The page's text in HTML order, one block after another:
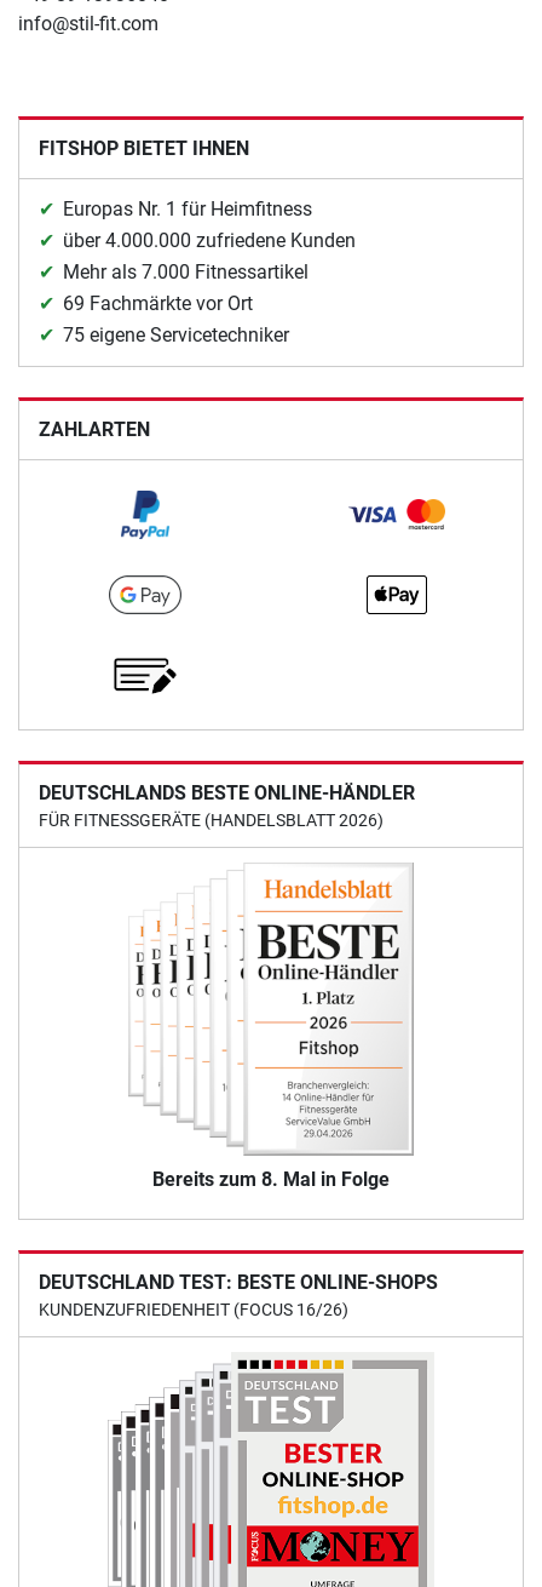
info@stil-fit.com
FITSHOP BIETET IHNEN
Europas Nr. 1 für Heimfitness
über 4.000.000 zufriedene Kunden
Mehr als 7.000 Fitnessartikel
69 Fachmärkte vor Ort
75 eigene Servicetechniker
ZAHLARTEN
DEUTSCHLANDS BESTE ONLINE-HÄNDLER
FÜR FITNESSGERÄTE (HANDELSBLATT 2026)
Bereits zum 8. Mal in Folge
DEUTSCHLAND TEST: BESTE ONLINE-SHOPS
KUNDENZUFRIEDENHEIT (FOCUS 16/26)